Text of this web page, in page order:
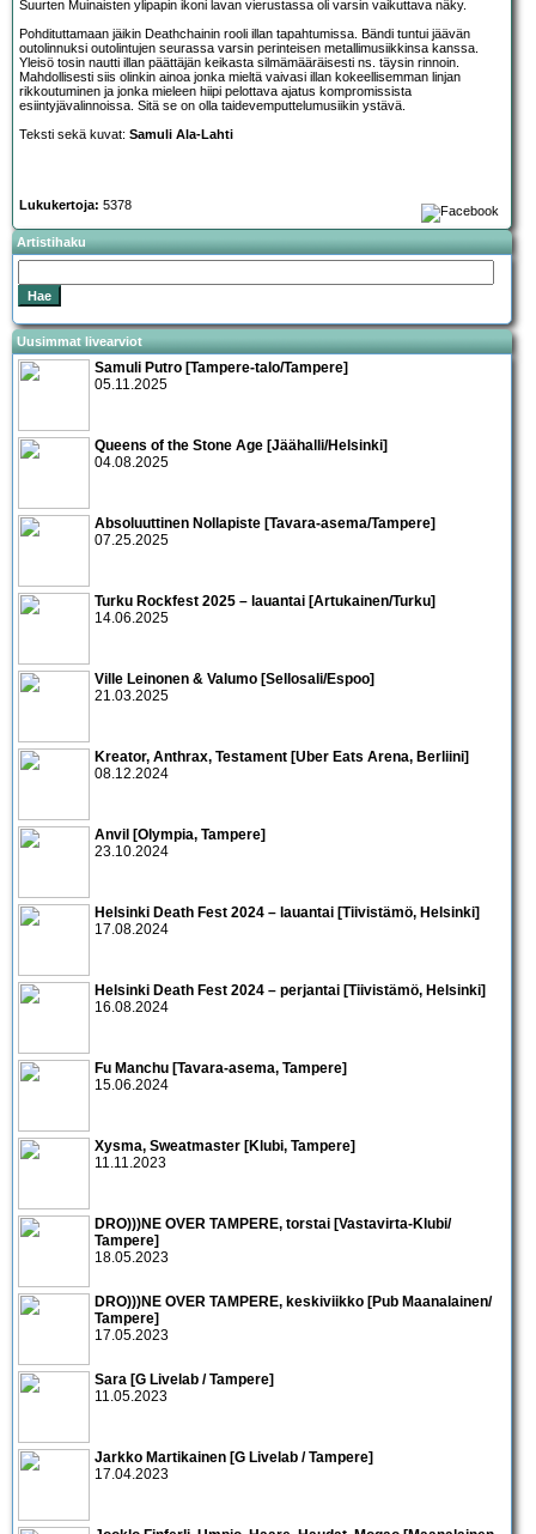
Suurten Muinaisten ylipapin ikoni lavan vierustassa oli varsin vaikuttava näky.
Pohdituttamaan jäikin Deathchainin rooli illan tapahtumissa. Bändi tuntui jäävän
outolinnuksi outolintujen seurassa varsin perinteisen metallimusiikkinsa kanssa.
Yleisö tosin nautti illan päättäjän keikasta silmämääräisesti ns. täysin rinnoin.
Mahdollisesti siis olinkin ainoa jonka mieltä vaivasi illan kokeellisemman linjan
rikkoutuminen ja jonka mieleen hiipi pelottava ajatus kompromissista
esiintyjävalinnoissa. Sitä se on olla taidevemputtelumusiikin ystävä.
Teksti sekä kuvat: Samuli Ala-Lahti
Lukukertoja: 5378
Artistihaku
Uusimmat livearviot
Samuli Putro [Tampere-talo/Tampere]
05.11.2025
Queens of the Stone Age [Jäähalli/Helsinki]
04.08.2025
Absoluuttinen Nollapiste [Tavara-asema/Tampere]
07.25.2025
Turku Rockfest 2025 – lauantai [Artukainen/Turku]
14.06.2025
Ville Leinonen & Valumo [Sellosali/Espoo]
21.03.2025
Kreator, Anthrax, Testament [Uber Eats Arena, Berliini]
08.12.2024
Anvil [Olympia, Tampere]
23.10.2024
Helsinki Death Fest 2024 – lauantai [Tiivistämö, Helsinki]
17.08.2024
Helsinki Death Fest 2024 – perjantai [Tiivistämö, Helsinki]
16.08.2024
Fu Manchu [Tavara-asema, Tampere]
15.06.2024
Xysma, Sweatmaster [Klubi, Tampere]
11.11.2023
DRO)))NE OVER TAMPERE, torstai [Vastavirta-Klubi/
Tampere]
18.05.2023
DRO)))NE OVER TAMPERE, keskiviikko [Pub Maanalainen/
Tampere]
17.05.2023
Sara [G Livelab / Tampere]
11.05.2023
Jarkko Martikainen [G Livelab / Tampere]
17.04.2023